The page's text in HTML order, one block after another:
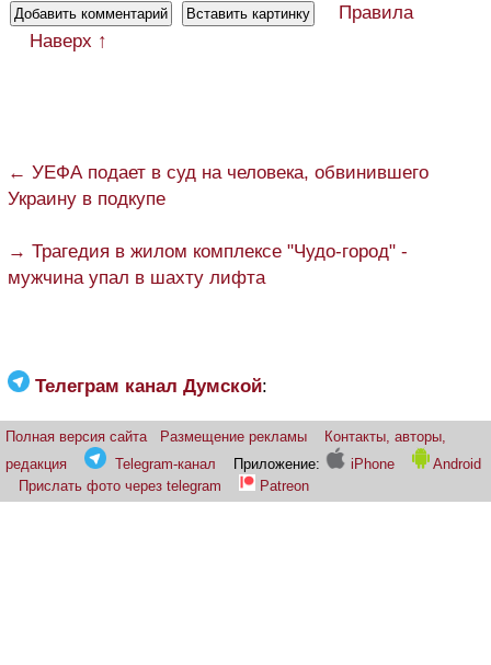
Правила
Наверх ↑
← УЕФА подает в суд на человека, обвинившего
Украину в подкупе
→ Трагедия в жилом комплексе "Чудо-город" -
мужчина упал в шахту лифта
Телеграм канал Думской:
Полная версия сайта Размещение рекламы
Контакты, авторы,
редакция
Telegram-канал Приложение: iPhone
Android
Прислать фото через telegram
Patreon